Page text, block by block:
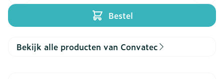
Bestel
Bekijk alle producten van Convatec